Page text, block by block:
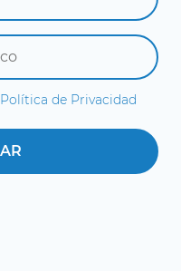
Política de Privacidad